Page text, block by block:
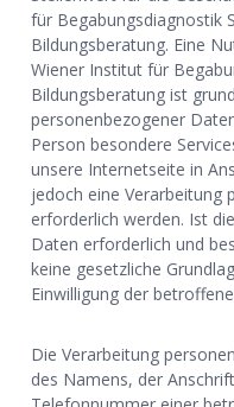
für Begabungsdiagnostik
Bildungsberatung. Eine
Wiener Institut für
Bildungsberatung ist
personenbezogener
Person besondere
unsere Internetseite in
jedoch eine Verarbeitung
erforderlich werden. Ist
Daten erforderlich und
keine gesetzliche
Einwilligung der
Die Verarbeitung
des Namens, der